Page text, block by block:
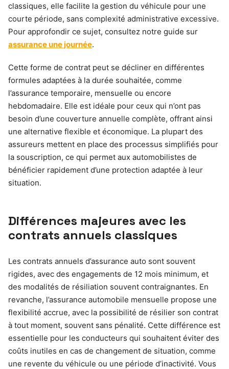
classiques, elle facilite la gestion du véhicule pour une
courte période, sans complexité administrative excessive.
Pour approfondir ce sujet, consultez notre guide sur
assurance une journée.
Cette forme de contrat peut se décliner en différentes
formules adaptées à la durée souhaitée, comme
l’assurance temporaire, mensuelle ou encore
hebdomadaire. Elle est idéale pour ceux qui n’ont pas
besoin d’une couverture annuelle complète, offrant ainsi
une alternative flexible et économique. La plupart des
assureurs mettent en place des processus simplifiés pour
la souscription, ce qui permet aux automobilistes de
bénéficier rapidement d’une protection adaptée à leur
situation.
Différences majeures avec les
contrats annuels classiques
Les contrats annuels d’assurance auto sont souvent
rigides, avec des engagements de 12 mois minimum, et
des modalités de résiliation souvent contraignantes. En
revanche, l’assurance automobile mensuelle propose une
flexibilité accrue, avec la possibilité de résilier son contrat
à tout moment, souvent sans pénalité. Cette différence est
essentielle pour les conducteurs qui souhaitent éviter des
coûts inutiles en cas de changement de situation, comme
une revente du véhicule ou une période d’inactivité. Vous